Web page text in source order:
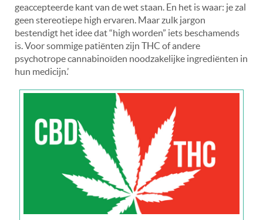
geaccepteerde kant van de wet staan. En het is waar: je zal
geen stereotiepe high ervaren. Maar zulk jargon
bestendigt het idee dat “high worden” iets beschamends
is. Voor sommige patiënten zijn THC of andere
psychotrope cannabinoïden noodzakelijke ingrediënten in
hun medicijn.’